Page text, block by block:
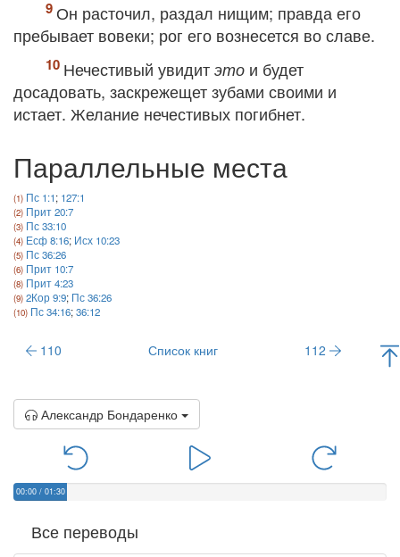
Он расточил, раздал нищим; правда его
пребывает вовеки; рог его вознесется во славе.
Нечестивый увидит это и будет
досадовать, заскрежещет зубами своими и
истает. Желание нечестивых погибнет.
Параллельные места
Пс 1:1; 127:1
Прит 20:7
Пс 33:10
Есф 8:16; Исх 10:23
Пс 36:26
Прит 10:7
Прит 4:23
2Кор 9:9; Пс 36:26
Пс 34:16;36:12
110 Список книг 112
Александр Бондаренко
00:00 / 01:30
Все переводы